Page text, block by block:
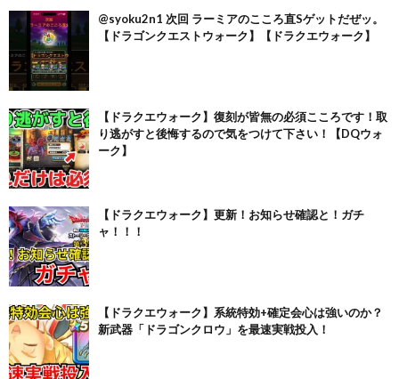
@syoku2n1 次回 ラーミアのこころ直Sゲットだぜッ。
【ドラゴンクエストウォーク】【ドラクエウォーク】
【ドラクエウォーク】復刻が皆無の必須こころです！取
り逃がすと後悔するので気をつけて下さい！【DQウォ
ーク】
【ドラクエウォーク】更新！お知らせ確認と！ガチ
ャ！！！
【ドラクエウォーク】系統特効+確定会心は強いのか？
新武器「ドラゴンクロウ」を最速実戦投入！